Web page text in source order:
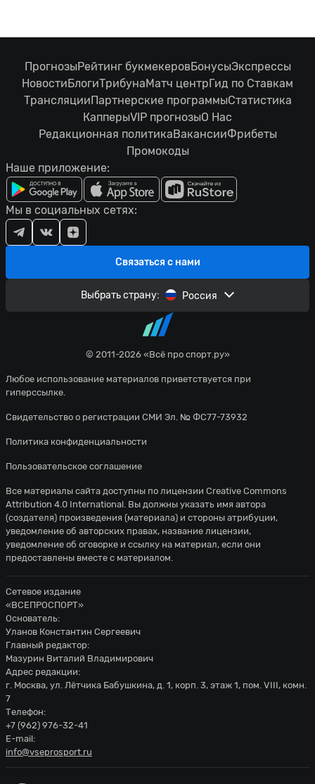
© 2011-2026 «Всё про спорт.ру»
Любое использование материалов приветствуется при
гиперссылке.
Свидетельство о регистрации СМИ Эл. № ФС77-73932
Политика конфиденциальности
Пользовательское соглашение
ПрогнозыРейтинг букмекеровБонусыЭкспрессы
НовостиБлогиТрибунаМатч центрГид по Ставкам
ТрансляцииПартнерские программыСтатистика
КапперыVIP прогнозыО Нас
Редакционная политикаВакансииФрибеты
Промокоды
Наше приложение:
Связаться с нами
Мы в социальных сетях:
Выбрать страну: Россия
Все материалы сайта доступны по лицензии Creative Commons
Attribution 4.0 International . Вы должны указать имя автора
(создателя) произведения (материала) и стороны атрибуции,
уведомление об авторских правах, название лицензии,
уведомление об оговорке и ссылку на материал, если они
предоставлены вместе с материалом.
Сетевое издание
«ВСЕПРОСПОРТ»
Основатель:
Уланов Константин Сергеевич
Главный редактор:
Мазурин Виталий Владимирович
Адрес редакции:
г. Москва, ул. Лётчика Бабушкина, д. 1, корп. 3, этаж 1, пом. VIII, комн.
7
Телефон:
+7 (962) 976-32-41
E-mail:
info@vseprosport.ru